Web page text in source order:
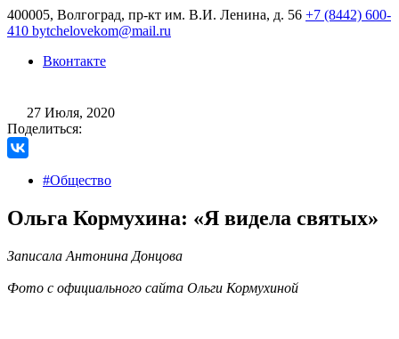
400005, Волгоград, пр-кт им. В.И. Ленина, д. 56 +7 (8442) 600-
410 bytchelovekom@mail.ru
Вконтакте
27 Июля, 2020
Поделиться:
#Общество
Ольга Кормухина: «Я видела святых»
Записала Антонина Донцова
Фото с официального сайта Ольги Кормухиной